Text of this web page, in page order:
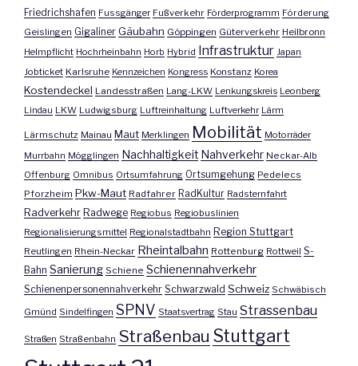
Friedrichshafen Fussgänger Fußverkehr Förderprogramm Förderung
Geislingen Gigaliner Gäubahn Göppingen Güterverkehr Heilbronn
Helmpflicht Hochrheinbahn Horb Hybrid Infrastruktur Japan
Jobticket Karlsruhe Kennzeichen Kongress Konstanz Korea
Kostendeckel Landesstraßen Lang-LKW Lenkungskreis Leonberg
Lindau LKW Ludwigsburg Luftreinhaltung Luftverkehr Lärm
Lärmschutz Mainau Maut Merklingen Mobilität Motorräder
Murrbahn Mögglingen Nachhaltigkeit Nahverkehr Neckar-Alb
Offenburg Omnibus Ortsumfahrung Ortsumgehung Pedelecs
Pforzheim Pkw-Maut Radfahrer RadKultur Radsternfahrt
Radverkehr Radwege Regiobus Regiobuslinien
Regionalisierungsmittel Regionalstadtbahn Region Stuttgart
Reutlingen Rhein-Neckar Rheintalbahn Rottenburg Rottweil S-
Bahn Sanierung Schiene Schienennahverkehr
Schienenpersonennahverkehr Schwarzwald Schweiz Schwäbisch
Gmünd Sindelfingen SPNV Staatsvertrag Stau Strassenbau
Straßen Straßenbahn Straßenbau Stuttgart